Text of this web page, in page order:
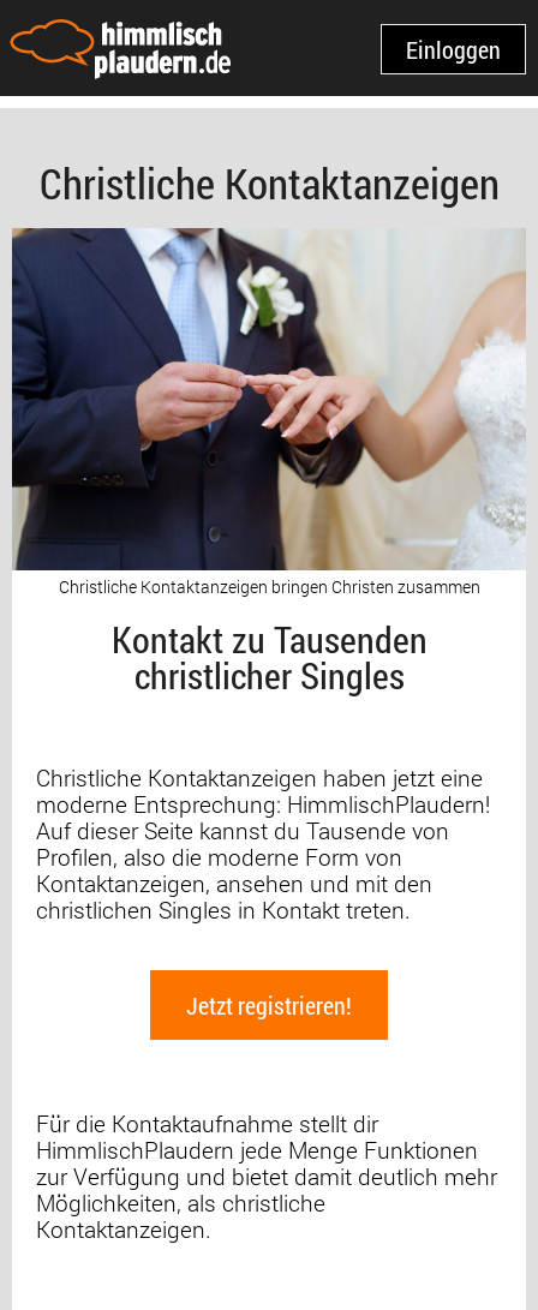
Einloggen
Christliche Kontaktanzeigen
Christliche Kontaktanzeigen bringen Christen zusammen
Kontakt zu Tausenden
christlicher Singles
Christliche Kontaktanzeigen haben jetzt eine
moderne Entsprechung: HimmlischPlaudern!
Auf dieser Seite kannst du Tausende von
Profilen, also die moderne Form von
Kontaktanzeigen, ansehen und mit den
christlichen Singles in Kontakt treten.
Jetzt registrieren!
Für die Kontaktaufnahme stellt dir
HimmlischPlaudern jede Menge Funktionen
zur Verfügung und bietet damit deutlich mehr
Möglichkeiten, als christliche
Kontaktanzeigen.